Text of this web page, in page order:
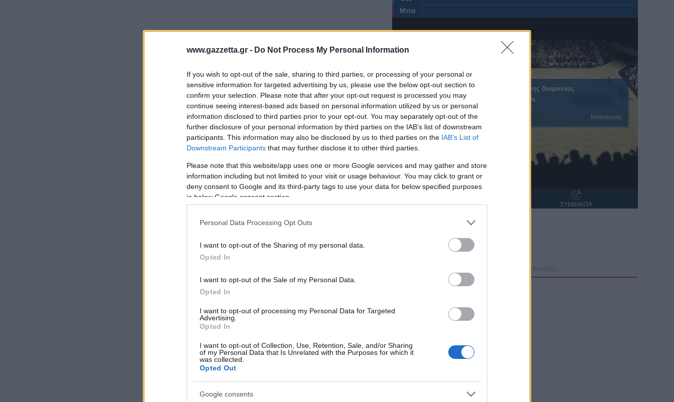
www.gazzetta.gr - Do Not Process My Personal Information
If you wish to opt-out of the sale, sharing to third parties, or processing of your personal or
sensitive information for targeted advertising by us, please use the below opt-out section to
confirm your selection. Please note that after your opt-out request is processed you may
continue seeing interest-based ads based on personal information utilized by us or personal
information disclosed to third parties prior to your opt-out. You may separately opt-out of the
further disclosure of your personal information by third parties on the IAB’s list of downstream
participants. This information may also be disclosed by us to third parties on the IAB’s List of
Downstream Participants that may further disclose it to other third parties.
Please note that this website/app uses one or more Google services and may gather and store
information including but not limited to your visit or usage behaviour. You may click to grant or
deny consent to Google and its third-party tags to use your data for below specified purposes
in below Google consent section.
Personal Data Processing Opt Outs
I want to opt-out of the Sharing of my personal data.
Opted In
I want to opt-out of the Sale of my Personal Data.
Opted In
I want to opt-out of processing my Personal Data for Targeted
Advertising.
Opted In
I want to opt-out of Collection, Use, Retention, Sale, and/or Sharing
of my Personal Data that Is Unrelated with the Purposes for which it
was collected.
Opted Out
Google consents
Μπα
ΖΩΝΤΑΝΑ ΣΥΜΒΑΝΤΑ
Ολοκληρωση κανονικης διαρκειας
Φενερμπαχτσέ
37.1%
% Εντός Πεδιάς
Μπασκόνια